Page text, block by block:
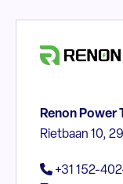
Renon Power
Rietbaan 10,
+31 152-